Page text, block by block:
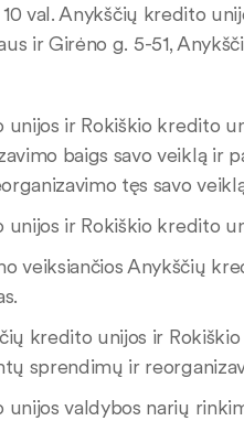
10 val. Anykščių kredito
ir Girėno g. 5-51,
ir Rokiškio kredito
baigs savo veiklą ir
tęs savo
ir Rokiškio kredito
veiksiančios Anykščių
kredito unijos ir
sprendimų ir
valdybos narių